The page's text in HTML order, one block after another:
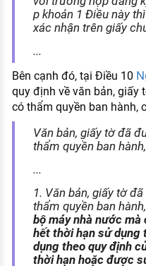
p khoản 1 Điều này
xác nhận trên giấy
...
Bên cạnh đó, tại Điều 10
quy định về văn bản, giấy
có thẩm quyền ban hành,
Văn bản, giấy tờ đã
thẩm quyền ban
...
1. Văn bản, giấy tờ
thẩm quyền ban
bộ máy nhà nước
hết thời hạn sử dụng
dụng theo quy định
thời hạn hoặc được